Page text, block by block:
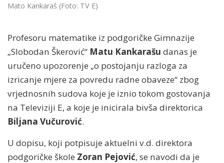
Mato Kankaraš (Foto: TV E)
Profesoru matematike iz podgoričke Gimnazije
„Slobodan Škerović“ Matu Kankarašu danas je
uručeno upozorenje „o postojanju razloga za
izricanje mjere za povredu radne obaveze“ zbog
vrjednosnih sudova koje je iznio tokom gostovanja
na Televiziji E, a koje je inicirala bivša direktorica
Biljana Vučurović.
U dopisu, koji potpisuje aktuelni v.d. direktora
podgoričke škole Zoran Pejović, se navodi da je